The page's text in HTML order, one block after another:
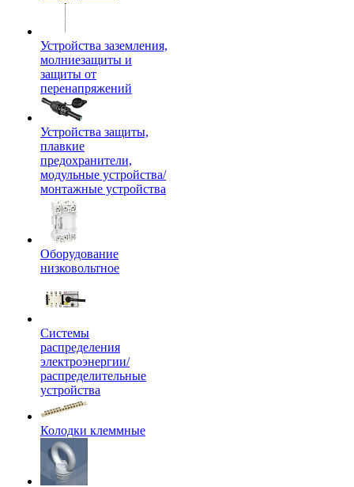
Устройства заземления,
молниезащиты и
защиты от
перенапряжений
Устройства защиты,
плавкие
предохранители,
модульные устройства/
монтажные устройства
Оборудование
низковольтное
Системы
распределения
электроэнергии/
распределительные
устройства
Колодки клеммные